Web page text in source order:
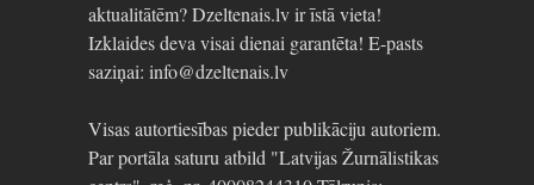
aktualitātēm? Dzeltenais.lv ir īstā vieta!
Izklaides deva visai dienai garantēta! E-pasts
saziņai: info@dzeltenais.lv
Visas autortiesības pieder publikāciju autoriem.
Par portāla saturu atbild "Latvijas Žurnālistikas